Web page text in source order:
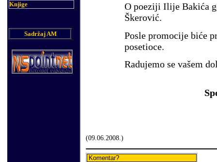
Knjige
Sadržaj AM
O poeziji Ilije Bakića
Škerović.
Posle promocije biće
posetioce.
Radujemo se vašem
(09 06 .2008.)
Komentar?